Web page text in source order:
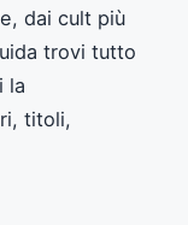
dai cult più
trovi tutto
la
titoli,